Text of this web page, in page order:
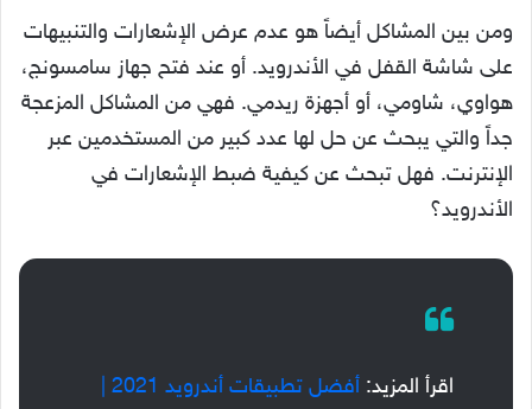
ومن بين المشاكل أيضاً هو عدم عرض الإشعارات والتنبيهات
على شاشة القفل في الأندرويد. أو عند فتح جهاز سامسونج،
هواوي، شاومي، أو أجهزة ريدمي. فهي من المشاكل المزعجة
جداً والتي يبحث عن حل لها عدد كبير من المستخدمين عبر
الإنترنت. فهل تبحث عن كيفية ضبط الإشعارات في
الأندرويد؟
اقرأ المزيد: